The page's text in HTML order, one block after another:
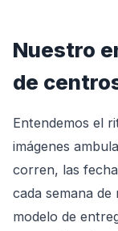
Nuestro
de
Entendemos el
imágenes
corren, las
cada semana
modelo de